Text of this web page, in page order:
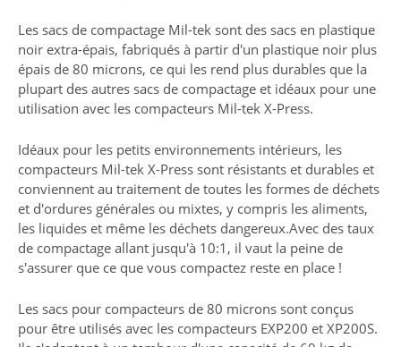
Les sacs de compactage Mil-tek sont des sacs en plastique
noir extra-épais, fabriqués à partir d'un plastique noir plus
épais de 80 microns, ce qui les rend plus durables que la
plupart des autres sacs de compactage et idéaux pour une
utilisation avec les compacteurs Mil-tek X-Press.
Idéaux pour les petits environnements intérieurs, les
compacteurs Mil-tek X-Press sont résistants et durables et
conviennent au traitement de toutes les formes de déchets
et d'ordures générales ou mixtes, y compris les aliments,
les liquides et même les déchets dangereux.Avec des taux
de compactage allant jusqu'à 10:1, il vaut la peine de
s'assurer que ce que vous compactez reste en place !
Les sacs pour compacteurs de 80 microns sont conçus
pour être utilisés avec les compacteurs EXP200 et XP200S.